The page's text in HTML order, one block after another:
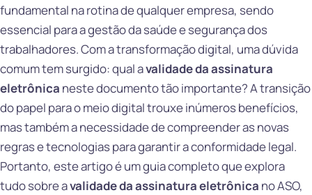
fundamental na rotina de qualquer empresa, sendo
essencial para a gestão da saúde e segurança dos
trabalhadores. Com a transformação digital, uma dúvida
comum tem surgido: qual avalidade da assinatura
eletrônica neste documento tão importante? A transição
do papel para o meio digital trouxe inúmeros benefícios,
mas também a necessidade de compreender as novas
regras e tecnologias para garantir a conformidade legal.
Portanto, este artigo é um guia completo que explora
tudo sobre avalidade da assinatura eletrônica no ASO,